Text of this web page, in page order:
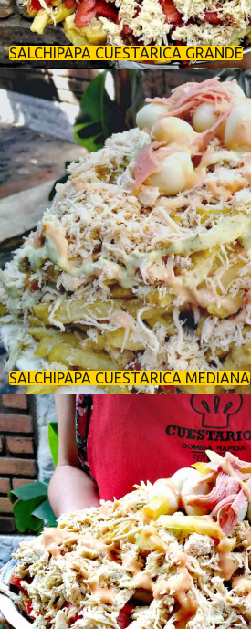
SALCHIPAPA CUESTARICA GRANDE
SALCHIPAPA CUESTARICA MEDIANA